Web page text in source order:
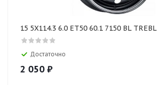
15 5X114.3 6.0 ET50 60.1 7150 BL TREBL
Достаточно
2 050 ₽